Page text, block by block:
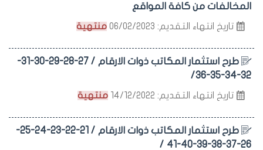
المخالفات من كافة المواقع
تاريخ انتهاء التقديم: 06/02/2023 منتهية
طرح استثمار المكاتب ذوات الارقام / 27-28-29-30-31-
32-34-35-36/
تاريخ انتهاء التقديم: 14/12/2022 منتهية
طرح استثمار المكاتب ذوات الارقام / 21-22-23-24-25-
26-37-38-39-40-41 /